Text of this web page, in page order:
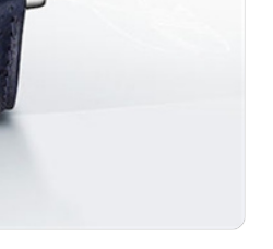
层（需提前预约）
层（需提前预约）
层（需提前预约）
需提前预约）
前预约）
预约）